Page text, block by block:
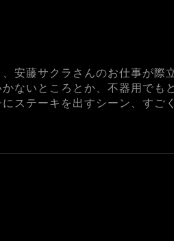
安藤サクラさんのお仕事が
ないところとか、不器用で
ステーキを出すシーン、す